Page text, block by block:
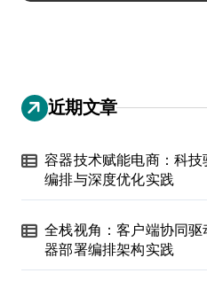
近期文章
容器技术赋能电商：科技
编排与深度优化实践
全栈视角：客户端协同驱
器部署编排架构实践